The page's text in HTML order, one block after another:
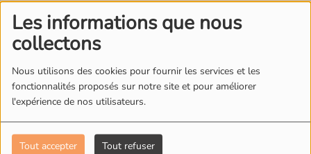
Les informations que nous
collectons
Nous utilisons des cookies pour fournir les services et les
fonctionnalités proposés sur notre site et pour améliorer
l'expérience de nos utilisateurs.
Tout accepter Tout refuser
L'ÉQUIPE DE RADIO M'S